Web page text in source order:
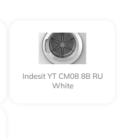
Indesit YT CM08 8B RU
White